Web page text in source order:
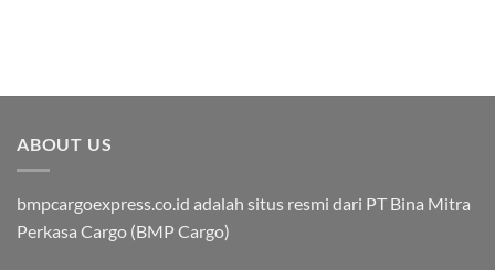
ABOUT US
bmpcargoexpress.co.id adalah situs resmi dari PT Bina Mitra
Perkasa Cargo (BMP Cargo)